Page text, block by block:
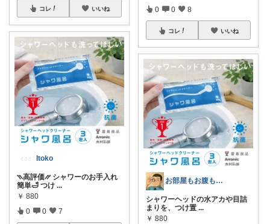
コレ いいね
Itoko
⳹高評価⳼ シャワーのお手入れ
簡単🛁 つけ ...
￥ 880
0 0 7
0 0 8
コレ いいね
お部屋もお腹もピッカピカの専門家
シャワーヘッドの水アカや目詰
まりを、つけ置 ...
￥ 880